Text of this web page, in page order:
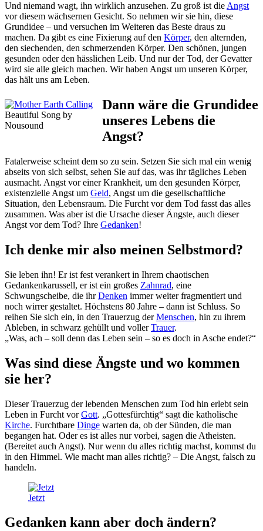
Und niemand wagt, ihn wirklich anzusehen. Zu groß ist die Angst
vor diesem wächsernen Gesicht. So nehmen wir sie hin, diese
Grundidee – und versuchen im Weiteren das Beste draus zu
machen. Da gibt es eine Fixierung auf den Körper, den alternden,
den siechenden, den schmerzenden Körper. Den schönen, jungen
gesunden oder den hässlichen Leib. Und nur der Tod, der Gevatter
wird sie alle gleich machen. Wir haben Angst um unseren Körper,
das hält uns am Leben.
Beautiful Song by
Nousound
Dann wäre die Grundidee
unseres Lebens die
Angst?
Fatalerweise scheint dem so zu sein. Setzen Sie sich mal ein wenig
abseits von sich selbst, sehen Sie auf das, was ihr tägliches Leben
ausmacht. Angst vor einer Krankheit, um den gesunden Körper,
existenzielle Angst um Geld, Angst um die gesellschaftliche
Situation, den Lebensraum. Die Furcht vor dem Tod fasst das alles
zusammen. Was aber ist die Ursache dieser Ängste, auch dieser
Angst vor dem Tod? Ihre Gedanken!
Ich denke mir also meinen Selbstmord?
Sie leben ihn! Er ist fest verankert in Ihrem chaotischen
Gedankenkarussell, er ist ein großes Zahnrad, eine
Schwungscheibe, die ihrDenken immer weiter fragmentiert und
noch wirrer gestaltet. Höchstens 80 Jahre – dann ist Schluss. So
reihen Sie sich ein, in den Trauerzug derMenschen, hin zu ihrem
Ableben, in schwarz gehüllt und vollerTrauer.
„Was, ach – soll denn das Leben sein – so es doch in Asche endet?“
Was sind diese Ängste und wo kommen
sie her?
Dieser Trauerzug der lebenden Menschen zum Tod hin erlebt sein
Leben in Furcht vorGott. „Gottesfürchtig“ sagt die katholische
Kirche. Furchtbare Dinge warten da, ob der Sünden, die man
begangen hat. Oder es ist alles nur vorbei, sagen die Atheisten.
(Bereitet auch Angst). Nur wenn du alles richtig machst, kommst du
in den Himmel. Wie macht man alles richtig? – Die Angst, falsch zu
handeln.
Jetzt
Gedanken kann aber doch ändern?